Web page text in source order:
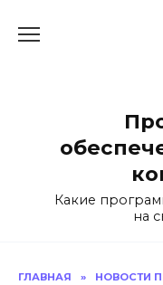
Какие
на
ГЛАВНАЯ » НОВОСТИ